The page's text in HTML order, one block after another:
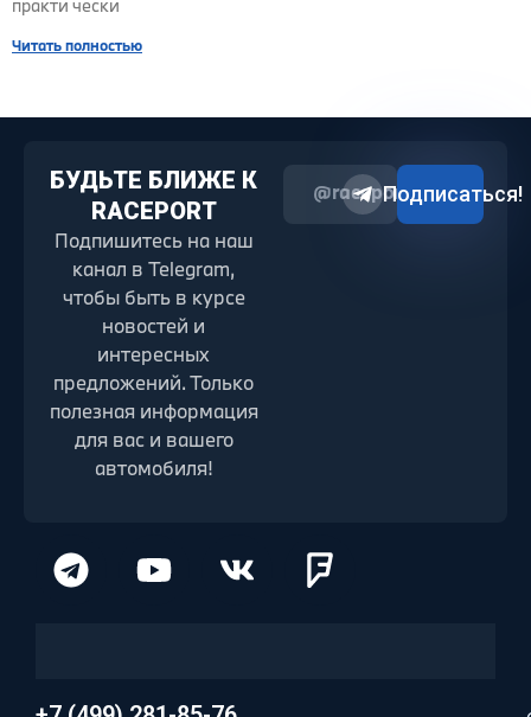
практи чески
Читать полностью
БУДЬТЕ БЛИЖЕ К
RACEPORT
Подпишитесь на наш
канал в Telegram,
чтобы быть в курсе
новостей и
интересных
предложений. Только
полезная информация
для вас и вашего
автомобиля!
@raceport2022
Подписаться!